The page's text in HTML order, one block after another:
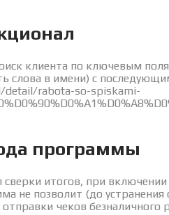
клиента по ключевым
слова в имени) с
rabota-so-spiskami-
программы
итогов, при
не позволит (до
чеков безналичного